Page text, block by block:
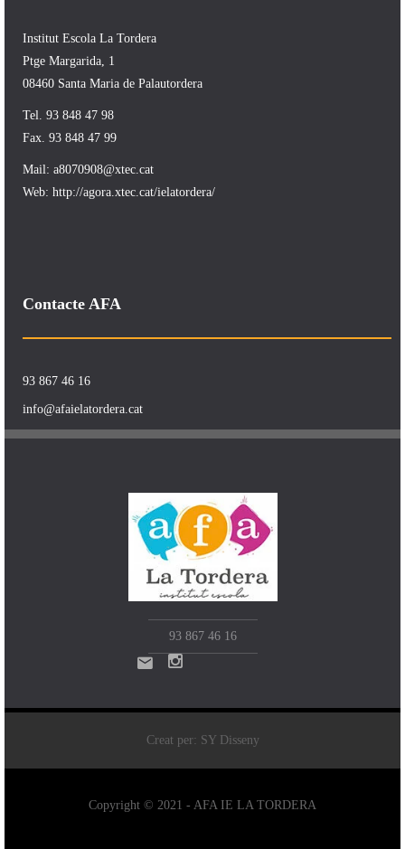
Institut Escola La Tordera
Ptge Margarida, 1
08460 Santa Maria de Palautordera
Tel. 93 848 47 98
Fax. 93 848 47 99
Mail: a8070908@xtec.cat
Web: http://agora.xtec.cat/ielatordera/
Contacte AFA
93 867 46 16
info@afaielatordera.cat
93 867 46 16
Creat per: SY Disseny
Copyright © 2021 - AFA IE LA TORDERA